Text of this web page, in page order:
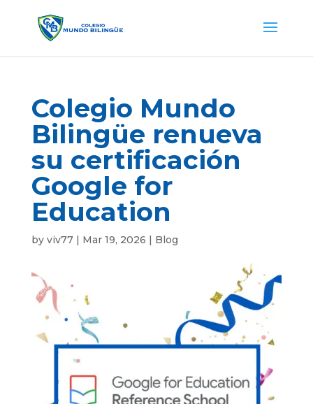
Colegio Mundo
Bilingüe renueva
su certificación
Google for
Education
by viv77| Mar 19, 2026 | Blog